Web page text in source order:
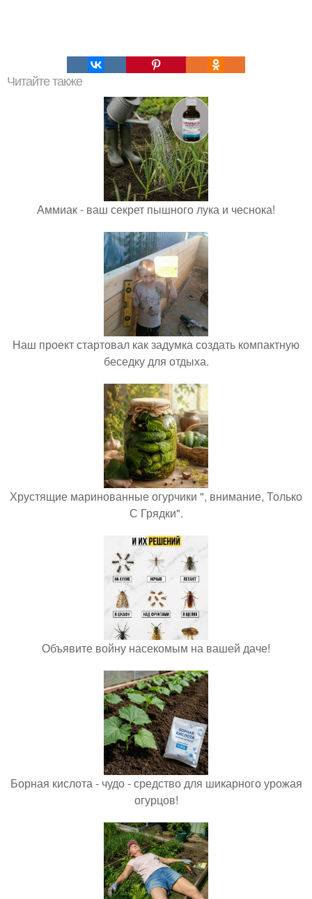
Читайте также
Аммиак - ваш секрет пышного лука и чеснока!
Наш проект стартовал как задумка создать компактную
беседку для отдыха.
Хрустящие маринованные огурчики ", внимание, Только
С Грядки".
Объявите войну насекомым на вашей даче!
Борная кислота - чудо - средство для шикарного урожая
огурцов!